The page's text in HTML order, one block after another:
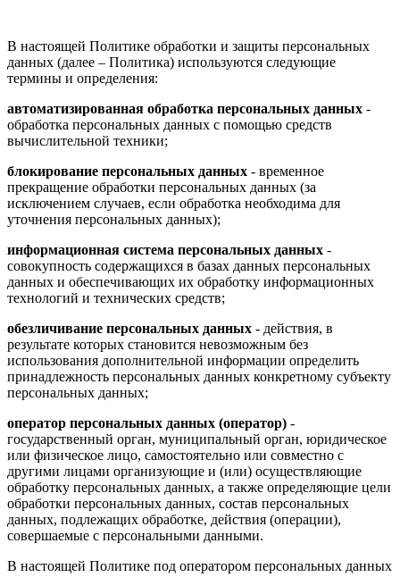
В настоящей Политике обработки и защиты персональных
данных (далее – Политика) используются следующие
термины и определения:
автоматизированная обработка персональных данных -
обработка персональных данных с помощью средств
вычислительной техники;
блокирование персональных данных - временное
прекращение обработки персональных данных (за
исключением случаев, если обработка необходима для
уточнения персональных данных);
информационная система персональных данных -
совокупность содержащихся в базах данных персональных
данных и обеспечивающих их обработку информационных
технологий и технических средств;
обезличивание персональных данных - действия, в
результате которых становится невозможным без
использования дополнительной информации определить
принадлежность персональных данных конкретному субъекту
персональных данных;
оператор персональных данных (оператор) -
государственный орган, муниципальный орган, юридическое
или физическое лицо, самостоятельно или совместно с
другими лицами организующие и (или) осуществляющие
обработку персональных данных, а также определяющие цели
обработки персональных данных, состав персональных
данных, подлежащих обработке, действия (операции),
совершаемые с персональными данными.
В настоящей Политике под оператором персональных данных